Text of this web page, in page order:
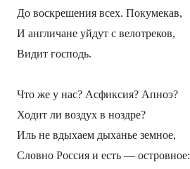
До воскрешения всех. Покумекав,
И англичане уйдут с велотреков,
Видит господь.
Что же у нас? Асфиксия? Апноэ?
Ходит ли воздух в ноздре?
Иль не вдыхаем дыханье земное,
Словно Россия и есть — островное: